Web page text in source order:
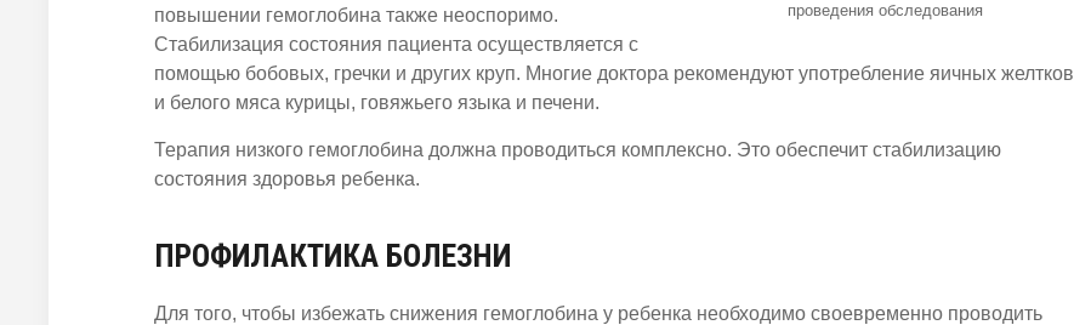
проведения обследования
повышении гемоглобина также неоспоримо.
Стабилизация состояния пациента осуществляется с
помощью бобовых, гречки и других круп. Многие доктора рекомендуют употребление яичных желтков
и белого мяса курицы, говяжьего языка и печени.
Терапия низкого гемоглобина должна проводиться комплексно. Это обеспечит стабилизацию
состояния здоровья ребенка.
ПРОФИЛАКТИКА БОЛЕЗНИ
Для того, чтобы избежать снижения гемоглобина у ребенка необходимо своевременно проводить